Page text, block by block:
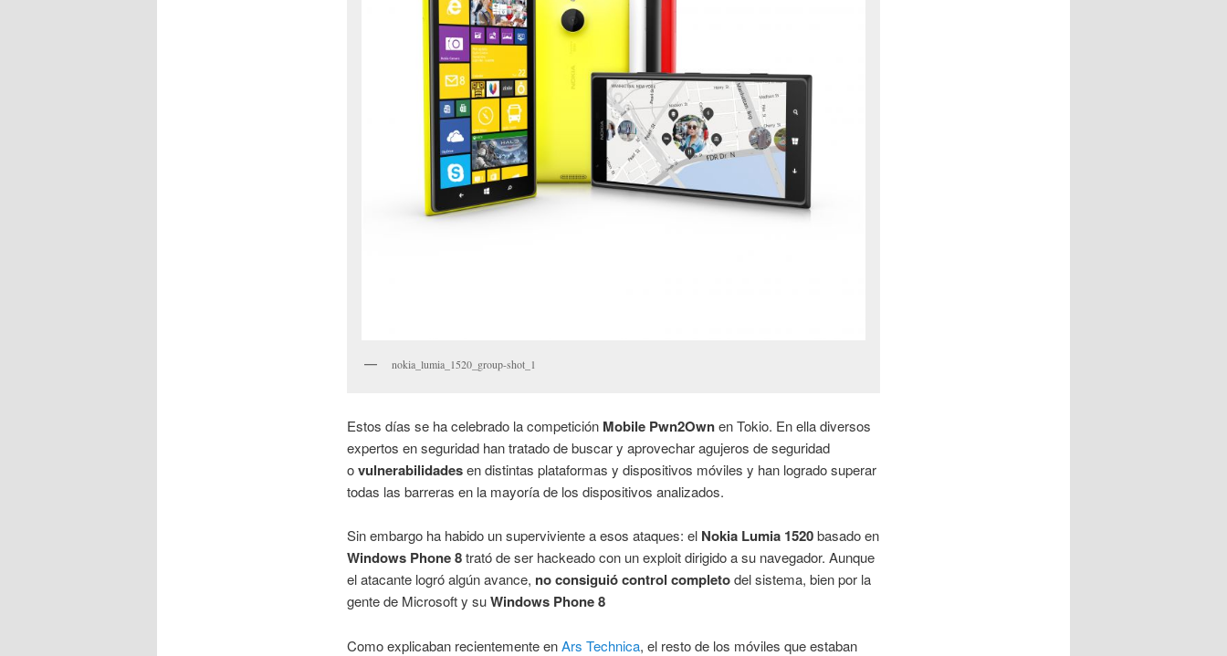
nokia_lumia_1520_group-shot_1
Estos días se ha celebrado la competición Mobile Pwn2Ownen Tokio. En ella diversos
expertos en seguridad han tratado de buscar y aprovechar agujeros de seguridad
ovulnerabilidadesen distintas plataformas y dispositivos móviles y han logrado superar
todas las barreras en la mayoría de los dispositivos analizados.
Sin embargo ha habido un superviviente a esos ataques: el Nokia Lumia 1520basado en
Windows Phone 8trató de ser hackeado con un exploit dirigido a su navegador. Aunque
el atacante logró algún avance, no consiguió control completodel sistema, bien por la
gente de Microsoft y suWindows Phone 8
Como explicaban recientemente enArs Technica, el resto de los móviles que estaban